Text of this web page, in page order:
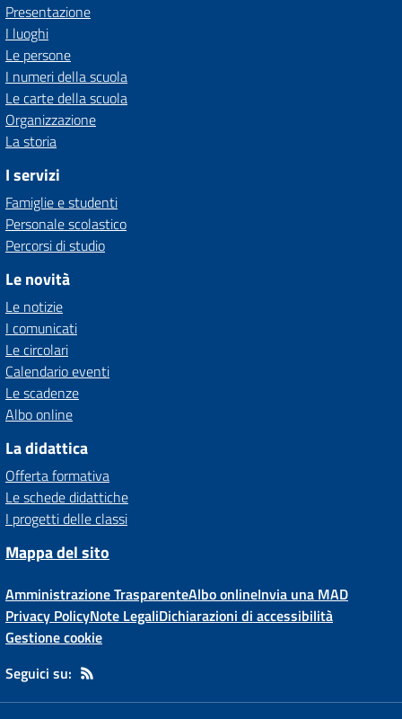
Presentazione
I luoghi
Le persone
I numeri della scuola
Le carte della scuola
Organizzazione
La storia
I servizi
Famiglie e studenti
Personale scolastico
Percorsi di studio
Le novità
Le notizie
I comunicati
Le circolari
Calendario eventi
Le scadenze
Albo online
La didattica
Offerta formativa
Le schede didattiche
I progetti delle classi
Mappa del sito
Amministrazione TrasparenteAlbo onlineInvia una MAD
Privacy PolicyNote LegaliDichiarazioni di accessibilità
Gestione cookie
Seguici su: